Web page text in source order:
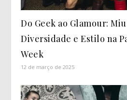
Do Geek ao Glamour:
Diversidade e Estilo na
Week
12 de março de 2025